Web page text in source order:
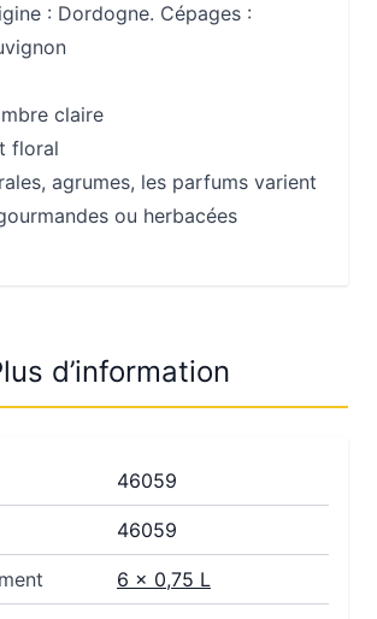
: Dordogne. Cépages :
claire
floral
agrumes, les parfums varient
ou herbacées
d’information
46059
46059
6 x 0,75 L